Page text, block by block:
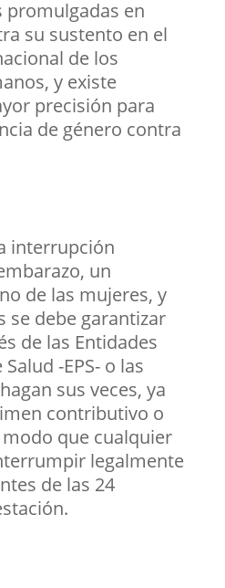
promulgadas en
su sustento en el
de los
, y existe
precisión para
de género contra
interrupción
un
de las mujeres, y
se debe garantizar
de las Entidades
-EPS- o las
sus veces, ya
contributivo o
que cualquier
legalmente
de las 24